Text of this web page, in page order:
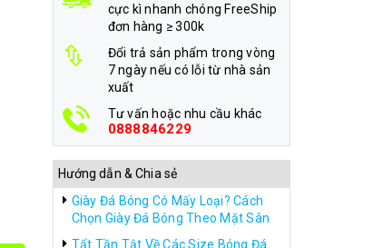
cực kì nhanh chóng FreeShip
đơn hàng ≥ 300k
Đổi trả sản phẩm trong vòng
7 ngày nếu có lỗi từ nhà sản
xuất
Tư vấn hoặc nhu cầu khác
0888846229
Hướng dẫn & Chia sẻ
Giày Đá Bóng Có Mấy Loại? Cách
Chọn Giày Đá Bóng Theo Mặt Sân
Tất Tần Tật Về Các Size Bóng Đá